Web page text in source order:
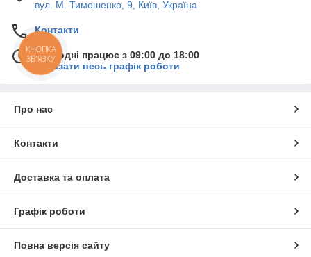
вул. М. Тимошенко, 9, Київ, Україна
Контакти
Сьогодні працює з 09:00 до 18:00
Показати весь графік роботи
Про нас
Контакти
Доставка та оплата
Графік роботи
Повна версія сайту
КНОПКА
ЗВ'ЯЗКУ